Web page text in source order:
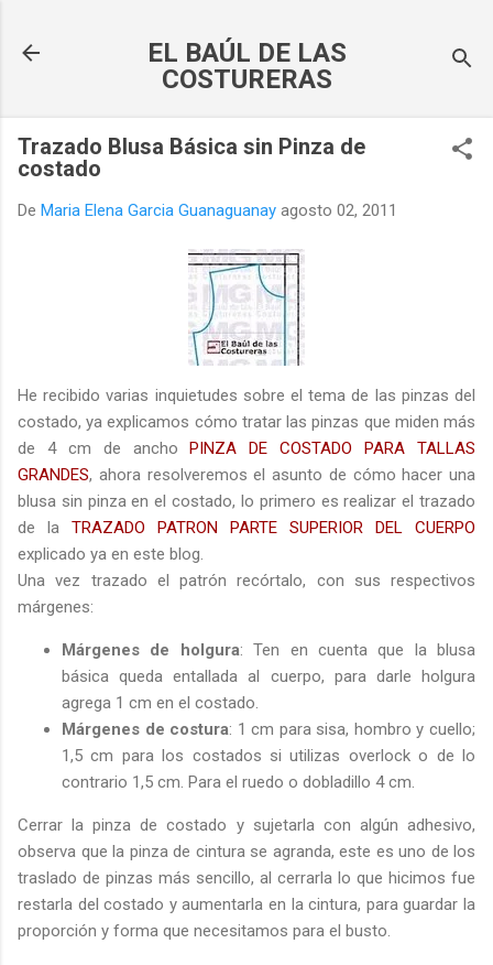
EL BAÚL DE LAS
COSTURERAS
Trazado Blusa Básica sin Pinza de
costado
De Maria Elena Garcia Guanaguanay agosto 02, 2011
He recibido varias inquietudes sobre el tema de las pinzas del
costado, ya explicamos cómo tratar las pinzas que miden más
de 4 cm de anchoPINZA DE COSTADO PARA TALLAS
GRANDES, ahora resolveremos el asunto de cómo hacer una
blusa sin pinza en el costado, lo primero es realizar el trazado
de la TRAZADO PATRON PARTE SUPERIOR DEL CUERPO
explicado ya en este blog.
Una vez trazado el patrón recórtalo, con sus respectivos
márgenes:
Márgenes de holgura: Ten en cuenta que la blusa
básica queda entallada al cuerpo, para darle holgura
agrega 1 cm en el costado.
Márgenes de costura: 1 cm para sisa, hombro y cuello;
1,5 cm para los costados si utilizas overlock o de lo
contrario 1,5 cm. Para el ruedo o dobladillo 4 cm.
Cerrar la pinza de costado y sujetarla con algún adhesivo,
observa que la pinza de cintura se agranda, este es uno de los
traslado de pinzas más sencillo, al cerrarla lo que hicimos fue
restarla del costado y aumentarla en la cintura, para guardar la
proporción y forma que necesitamos para el busto.